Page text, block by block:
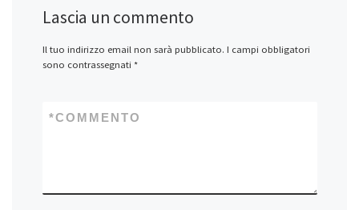
Lascia un commento
Il tuo indirizzo email non sarà pubblicato. I campi obbligatori
sono contrassegnati *
COMMENTO
*